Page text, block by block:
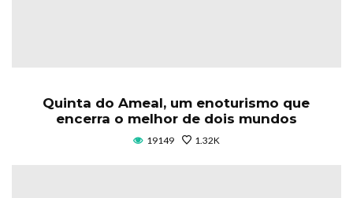
Quinta do Ameal, um enoturismo que
encerra o melhor de dois mundos
19149 1.32K